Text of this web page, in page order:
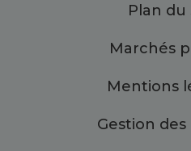
Plan du
Marchés
Mentions
Gestion des